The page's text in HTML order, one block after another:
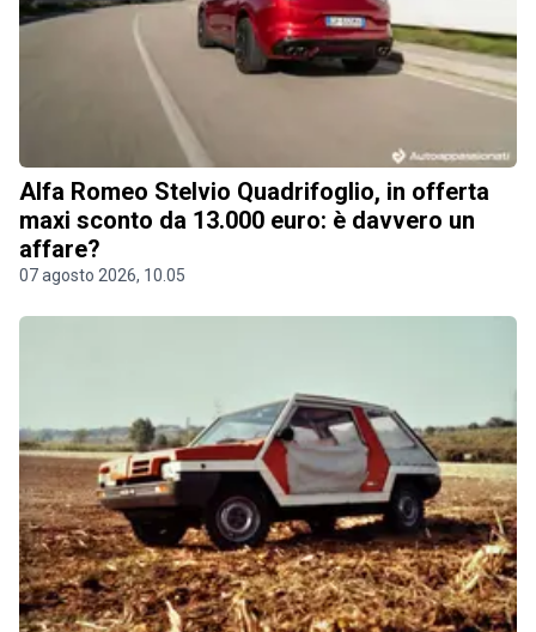
Alfa Romeo Stelvio Quadrifoglio, in offerta
maxi sconto da 13.000 euro: è davvero un
affare?
07 agosto 2026, 10.05